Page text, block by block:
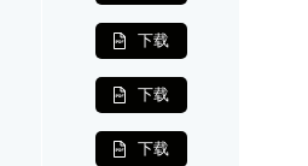
下载
下载
下载